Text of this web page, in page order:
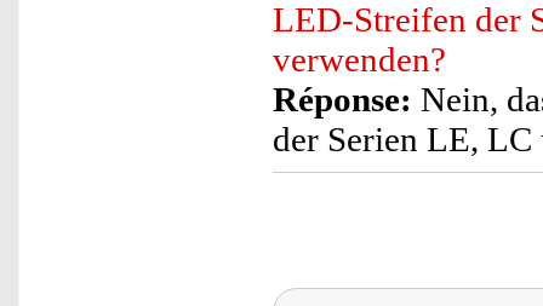
LED-Streifen der
verwenden?
Réponse: Nein,
der Serien LE,